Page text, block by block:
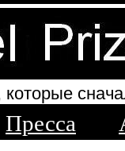
которые
Пресса